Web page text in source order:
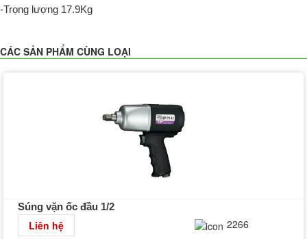
-Trọng lượng 17.9Kg
CÁC SẢN PHẨM CÙNG LOẠI
Súng vặn ốc đầu 1/2
Liên hệ 2266